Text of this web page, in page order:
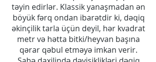
təyin edirlər. Klassik yanaşmadan ən
böyük fərq ondan ibarətdir ki, dəqiq
əkinçilik tarla üçün deyil, hər kvadrat
metr və hətta bitki/heyvan başına
qərar qəbul etməyə imkan verir.